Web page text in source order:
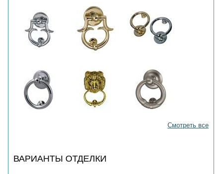
Смотреть все
ВАРИАНТЫ ОТДЕЛКИ